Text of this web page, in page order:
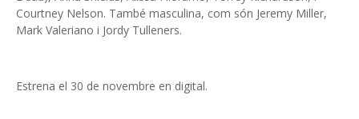
Courtney Nelson. També masculina, com són Jeremy Miller,
Mark Valeriano i Jordy Tulleners.
Estrena el 30 de novembre en digital.